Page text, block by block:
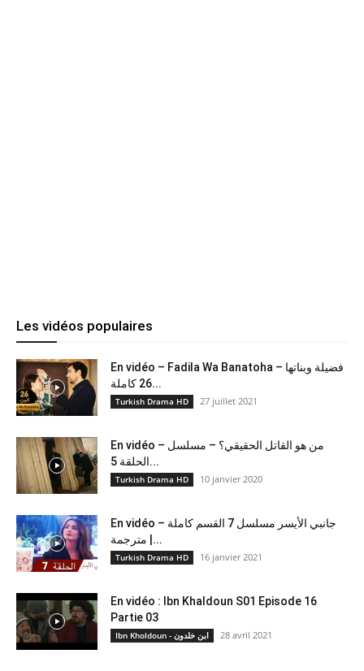
Les vidéos populaires
En vidéo – Fadila Wa Banatoha – فضيلة وبناتها
26 كاملة...
Turkish Drama HD 27 juillet 2021
En vidéo – من هو القاتل الحقيقي؟ – مسلسل
الحلقة 5...
Turkish Drama HD 10 janvier 2020
En vidéo – جانبي الأيسر مسلسل 7 القسم كاملة
مترجمة |...
Turkish Drama HD 16 janvier 2021
En vidéo : Ibn Khaldoun S01 Episode 16
Partie 03
Ibn Kholdoun - ابن خلدون 28 avril 2021